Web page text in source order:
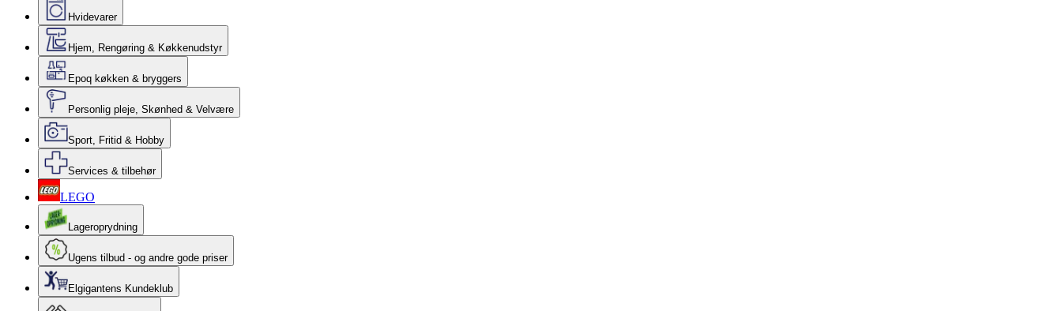
Hvidevarer
Hjem, Rengøring & Køkkenudstyr
Epoq køkken & bryggers
Personlig pleje, Skønhed & Velvære
Sport, Fritid & Hobby
Services & tilbehør
LEGO
Lageroprydning
Ugens tilbud - og andre gode priser
Elgigantens Kundeklub